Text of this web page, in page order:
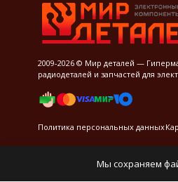
2009-2026 © Мир деталей —
радиодеталей и запчастей для
Политика персональных данных
Мы сохраняем